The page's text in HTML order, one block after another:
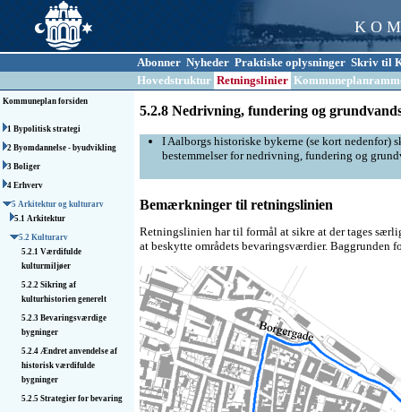
K O
Abonner Nyheder Praktiske oplysninger Skriv til
Hovedstruktur Retningslinier
Kommuneplan forsiden
1 Bypolitisk strategi
2 Byomdannelse - byudvikling
3 Boliger
4 Erhverv
5 Arkitektur og kulturarv
5.1 Arkitektur
5.2 Kulturarv
5.2.1 Værdifulde
kulturmiljøer
5.2.2 Sikring af
kulturhistorien generelt
5.2.3 Bevaringsværdige
bygninger
5.2.4 Ændret anvendelse af
historisk værdifulde
bygninger
5.2.5 Strategier for bevaring
5.2.8 Nedrivning, fundering og
I Aalborgs historiske bykerne (se kort nedenfor)
bestemmelser for nedrivning, fundering og
Bemærkninger til retningslinien
Retningslinien har til formål at sikre at der tages
at beskytte områdets bevaringsværdier. Baggrunden